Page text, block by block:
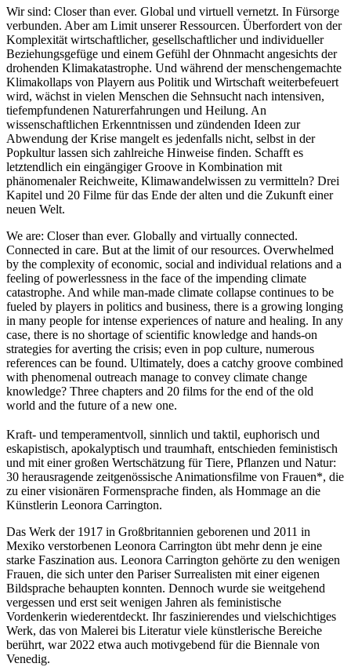
Wir sind: Closer than ever. Global und virtuell vernetzt. In Fürsorge
verbunden. Aber am Limit unserer Ressourcen. Überfordert von der
Komplexität wirtschaftlicher, gesellschaftlicher und individueller
Beziehungsgefüge und einem Gefühl der Ohnmacht angesichts der
drohenden Klimakatastrophe. Und während der menschengemachte
Klimakollaps von Playern aus Politik und Wirtschaft weiterbefeuert
wird, wächst in vielen Menschen die Sehnsucht nach intensiven,
tiefempfundenen Naturerfahrungen und Heilung. An
wissenschaftlichen Erkenntnissen und zündenden Ideen zur
Abwendung der Krise mangelt es jedenfalls nicht, selbst in der
Popkultur lassen sich zahlreiche Hinweise finden. Schafft es
letztendlich ein eingängiger Groove in Kombination mit
phänomenaler Reichweite, Klimawandelwissen zu vermitteln? Drei
Kapitel und 20 Filme für das Ende der alten und die Zukunft einer
neuen Welt.
We are: Closer than ever. Globally and virtually connected.
Connected in care. But at the limit of our resources. Overwhelmed
by the complexity of economic, social and individual relations and a
feeling of powerlessness in the face of the impending climate
catastrophe. And while man-made climate collapse continues to be
fueled by players in politics and business, there is a growing longing
in many people for intense experiences of nature and healing. In any
case, there is no shortage of scientific knowledge and hands-on
strategies for averting the crisis; even in pop culture, numerous
references can be found. Ultimately, does a catchy groove combined
with phenomenal outreach manage to convey climate change
knowledge? Three chapters and 20 films for the end of the old
world and the future of a new one.
Kraft- und temperamentvoll, sinnlich und taktil, euphorisch und
eskapistisch, apokalyptisch und traumhaft, entschieden feministisch
und mit einer großen Wertschätzung für Tiere, Pflanzen und Natur:
30 herausragende zeitgenössische Animationsfilme von Frauen*, die
zu einer visionären Formensprache finden, als Hommage an die
Künstlerin Leonora Carrington.
Das Werk der 1917 in Großbritannien geborenen und 2011 in
Mexiko verstorbenen Leonora Carrington übt mehr denn je eine
starke Faszination aus. Leonora Carrington gehörte zu den wenigen
Frauen, die sich unter den Pariser Surrealisten mit einer eigenen
Bildsprache behaupten konnten. Dennoch wurde sie weitgehend
vergessen und erst seit wenigen Jahren als feministische
Vordenkerin wiederentdeckt. Ihr faszinierendes und vielschichtiges
Werk, das von Malerei bis Literatur viele künstlerische Bereiche
berührt, war 2022 etwa auch motivgebend für die Biennale von
Venedig.